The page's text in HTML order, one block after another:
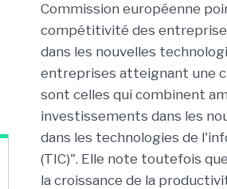
Commission européenne
compétitivité des
dans les nouvelles
entreprises atteignant une
sont celles qui combinent
investissements dans les
dans les technologies de
(TIC)". Elle note toutefois
la croissance de la